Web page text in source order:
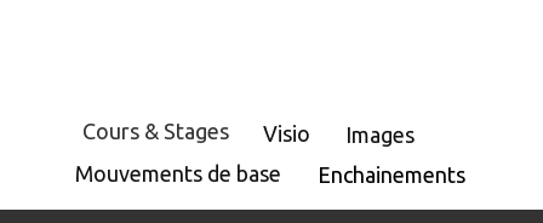
Images
Enchainements
Visio
Mouvements de base
Cours & Stages